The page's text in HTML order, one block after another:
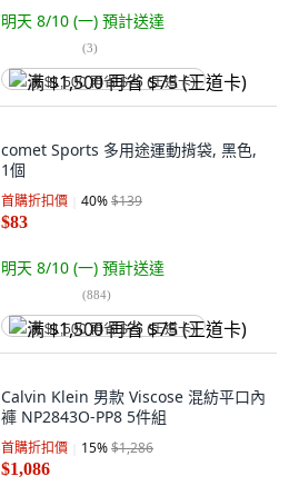
明天 8/10 (一) 預計送達
(3)
满 $1,500 再省 $75 (王道卡)
comet Sports 多用途運動揹袋, 黑色,
1個
首購折扣價 40%$139
$83
明天 8/10 (一) 預計送達
(884)
满 $1,500 再省 $75 (王道卡)
Calvin Klein 男款 Viscose 混紡平口內
褲 NP2843O-PP8 5件組
首購折扣價 15%$1,286
$1,086